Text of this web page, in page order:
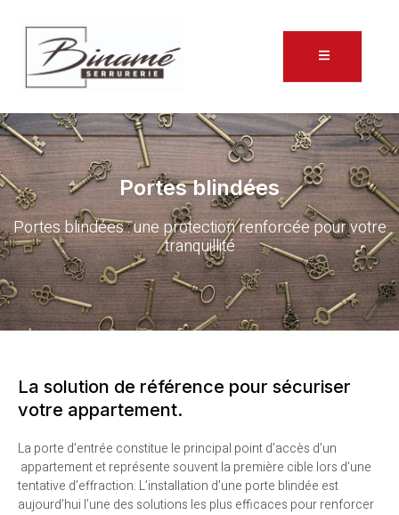
Portes blindées
Portes blindées : une protection renforcée pour votre
tranquillité
La solution de référence pour sécuriser
votre appartement.
La porte d’entrée constitue le principal point d’accès d’un
appartement et représente souvent la première cible lors d’une
tentative d’effraction. L’installation d’une porte blindée est
aujourd’hui l’une des solutions les plus efficaces pour renforcer